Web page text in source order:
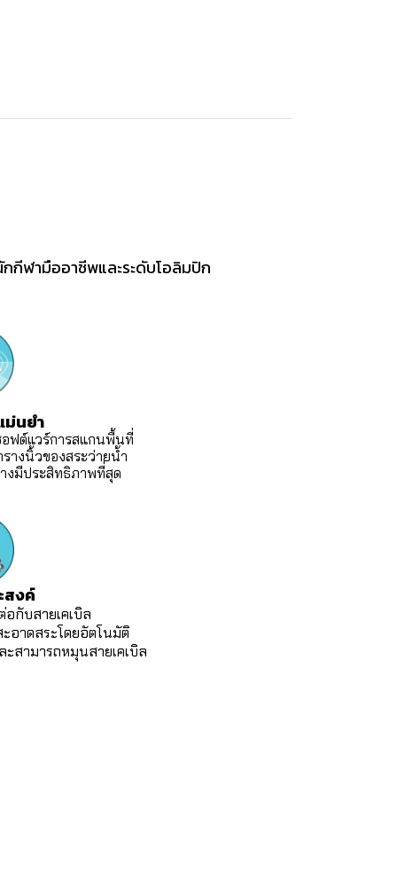
กกีฬามืออาชีพและระดับโอลิมปิก
ม่นยำ
ฟต์แวร์การสแกนพื้นที่
างนิ้วของสระว่ายน้ำ
งมีประสิทธิภาพที่สุด
งค์
กับสายเคเบิล
อาดสระโดยอัตโนมัติ
ามารถหมุนสายเคเบิล